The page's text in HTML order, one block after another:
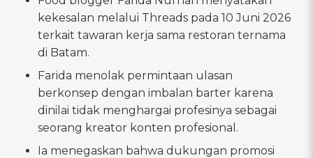
kekesalan melalui Threads pada 10 Juni 2026
terkait tawaran kerja sama restoran ternama
di Batam.
Farida menolak permintaan ulasan
berkonsep dengan imbalan barter karena
dinilai tidak menghargai profesinya sebagai
seorang kreator konten profesional.
Ia menegaskan bahwa dukungan promosi